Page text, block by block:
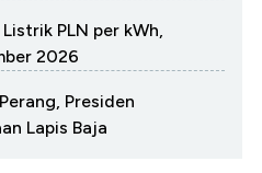
PLN per kWh,
2026
Presiden
Lapis Baja